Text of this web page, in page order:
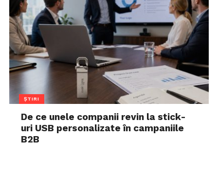
ȘTIRI
De ce unele companii revin la stick-
uri USB personalizate în campaniile
B2B